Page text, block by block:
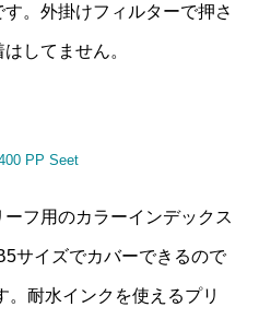
。外掛けフィルターで押さ
してません。
フ用のカラーインデックス
サイズでカバーできるので
耐水インクを使えるプリ